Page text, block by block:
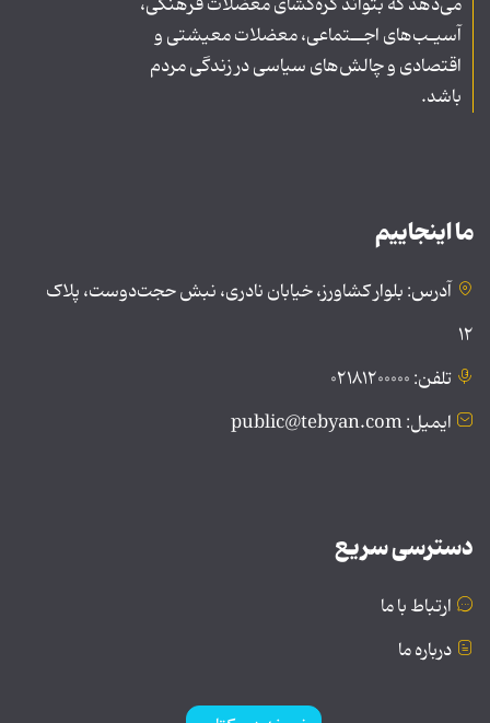
آسیـب‌های اجــتماعی، معضلات معیشتی و
اقتصادی و چالش‌های سیاسی در زندگی مردم
باشد.
ما اینجاییم
آدرس: بلوار کشاورز، خیابان نادری، نبش حجت‌دوست، پلاک
۱۲
تلفن: ۰۲۱۸۱۲۰۰۰۰۰
ایمیل: public@tebyan.com
دسترسی سریع
ارتباط با ما
درباره ما